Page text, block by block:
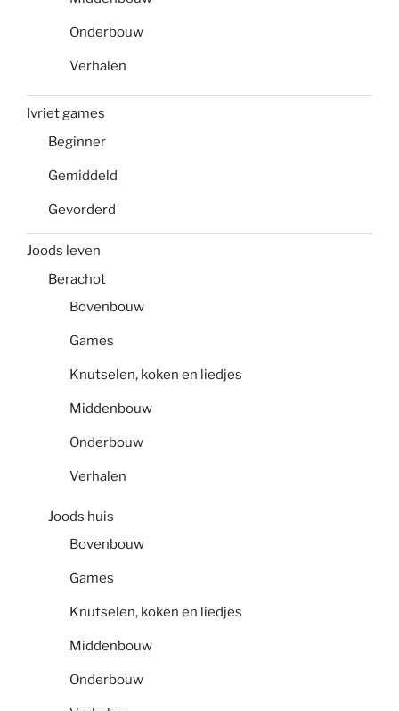
Onderbouw
Verhalen
Ivriet games
Beginner
Gemiddeld
Gevorderd
Joods leven
Berachot
Bovenbouw
Games
Knutselen, koken en liedjes
Middenbouw
Onderbouw
Verhalen
Joods huis
Bovenbouw
Games
Knutselen, koken en liedjes
Middenbouw
Onderbouw